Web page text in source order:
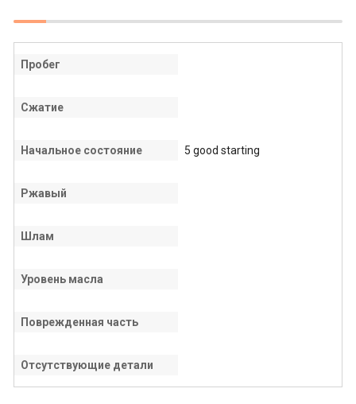
Пробег
Сжатие
Начальное состояние 5 good starting
Ржавый
Шлам
Уровень масла
Поврежденная часть
Отсутствующие детали